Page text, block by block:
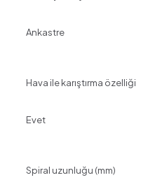
Ankastre
Hava ile karıştırma özelliği
Evet
Spiral uzunluğu (mm)